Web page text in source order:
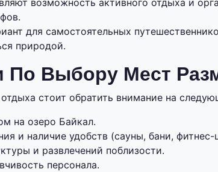
возможность активного отдыха и
для самостоятельных
природой.
По Выбору Мест
стоит обратить внимание на
на озеро Байкал.
и наличие удобств (сауны, бани, фитнес-
и развлечений поблизости.
персонала.